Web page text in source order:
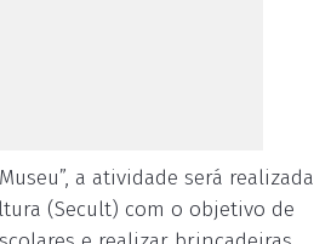
a atividade será realizada
(Secult) com o objetivo de